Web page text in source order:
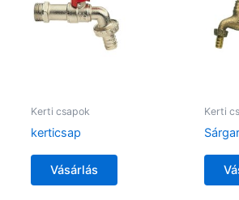
Kerti csapok
kerticsap
Vásárlás
Kerti